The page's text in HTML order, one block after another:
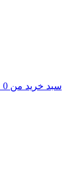
سبد خرید من 0